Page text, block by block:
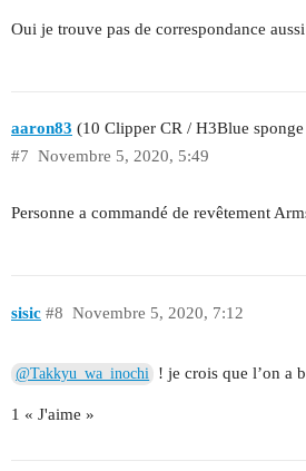
Oui je trouve pas de correspondance aussi
aaron83 (10 Clipper CR / H3Blue
Novembre 5, 2020, 5:49
#7
Personne a commandé de revêtement
sisic Novembre 5, 2020, 7:12
#8
@Takkyu_wa_inochi ! je crois que l’on a
1 « J'aime »